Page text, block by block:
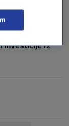
investicije iz